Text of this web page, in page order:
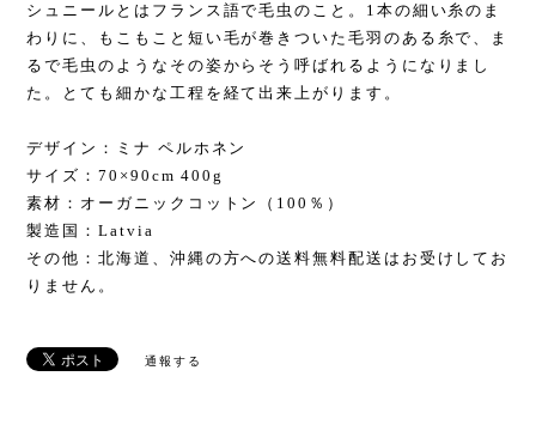
シュニールとはフランス語で毛虫のこと。1本の細い糸のま
わりに、もこもこと短い毛が巻きついた毛羽のある糸で、ま
るで毛虫のようなその姿からそう呼ばれるようになりまし
た。とても細かな工程を経て出来上がります。
デザイン：ミナ ペルホネン
サイズ：70×90cm 400g
素材：オーガニックコットン（100％）
製造国：Latvia
その他：北海道、沖縄の方への送料無料配送はお受けしてお
りません。
通報する